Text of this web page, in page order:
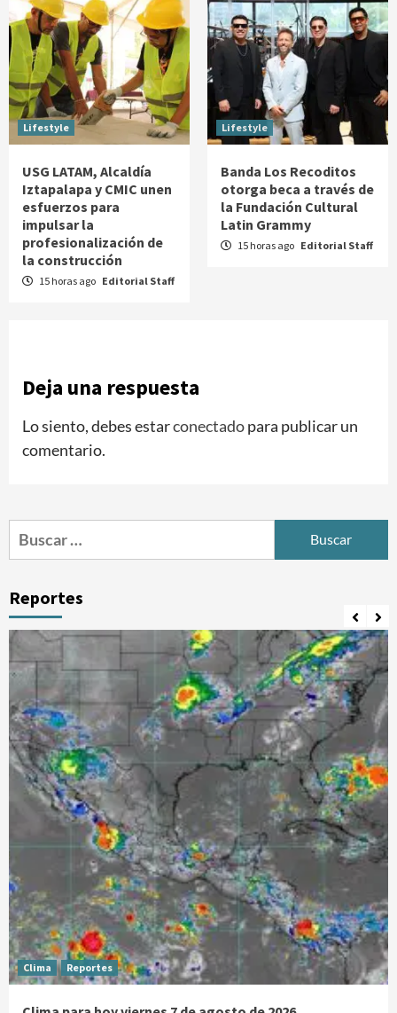
Lifestyle
USG LATAM, Alcaldía
Iztapalapa y CMIC unen
esfuerzos para
impulsar la
profesionalización de
la construcción
15 horas ago Editorial Staff
Lifestyle
Banda Los Recoditos
otorga beca a través de
la Fundación Cultural
Latin Grammy
15 horas ago Editorial Staff
Deja una respuesta
Lo siento, debes estarconectadopara publicar un
comentario.
Buscar:
Reportes
Clima Reportes